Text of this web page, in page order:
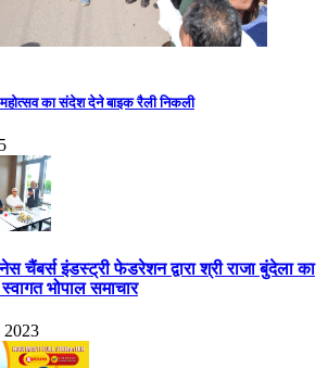
का संदेश देने बाइक रैली निकली
चैंबर्स इंडस्ट्री फेडरेशन द्वारा श्री राजा बुंदेला का
भोपाल समाचार